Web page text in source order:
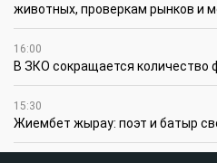
животных, проверкам рынков и
16:00
В ЗКО сокращается количество
15:30
Жиембет жырау: поэт и батыр